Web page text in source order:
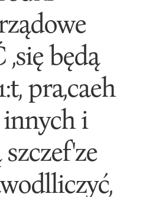
będą
pra,caeh
i